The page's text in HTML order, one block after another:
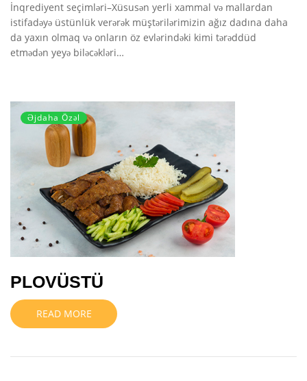
İnqrediyent seçimləri–Xüsusən yerli xammal və mallardan
istifadəyə üstünlük verərək müştərilərimizin ağız dadına daha
da yaxın olmaq və onların öz evlərindəki kimi tərəddüd
etmədən yeyə biləcəkləri…
Əjdaha Özəl
PLOVÜSTÜ
READ MORE